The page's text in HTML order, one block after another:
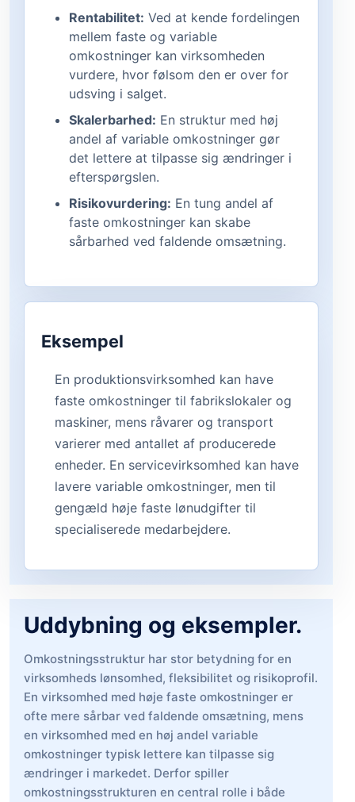
Rentabilitet: Ved at kende fordelingen
mellem faste og variable
omkostninger kan virksomheden
vurdere, hvor følsom den er over for
udsving i salget.
Skalerbarhed: En struktur med høj
andel af variable omkostninger gør
det lettere at tilpasse sig ændringer i
efterspørgslen.
Risikovurdering: En tung andel af
faste omkostninger kan skabe
sårbarhed ved faldende omsætning.
Eksempel
En produktionsvirksomhed kan have
faste omkostninger til fabrikslokaler og
maskiner, mens råvarer og transport
varierer med antallet af producerede
enheder. En servicevirksomhed kan have
lavere variable omkostninger, men til
gengæld høje faste lønudgifter til
specialiserede medarbejdere.
Uddybning og eksempler.
Omkostningsstruktur har stor betydning for en
virksomheds lønsomhed, fleksibilitet og risikoprofil.
En virksomhed med høje faste omkostninger er
ofte mere sårbar ved faldende omsætning, mens
en virksomhed med en høj andel variable
omkostninger typisk lettere kan tilpasse sig
ændringer i markedet. Derfor spiller
omkostningsstrukturen en central rolle i både